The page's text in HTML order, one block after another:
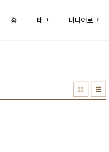
홈 태그 미디어로그